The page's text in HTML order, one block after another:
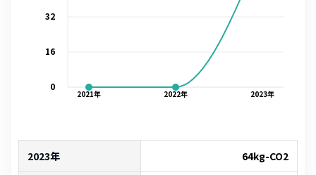
2021年 2022年 2023年
0
16
32
2023年 64kg-CO2